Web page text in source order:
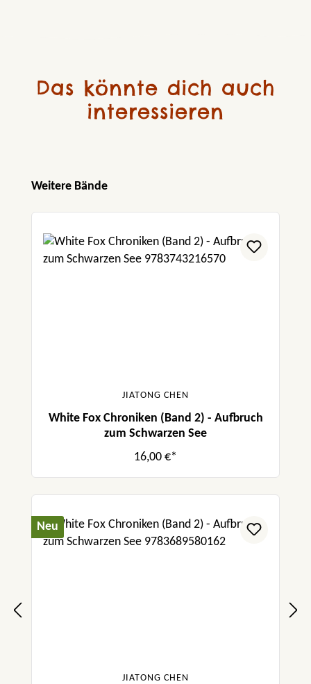
Das könnte dich auch
interessieren
Produktgalerie überspringen
Weitere Bände
JIATONG CHEN
White Fox Chroniken (Band 2) - Aufbruch
zum Schwarzen See
16,00 €*
Neu
JIATONG CHEN